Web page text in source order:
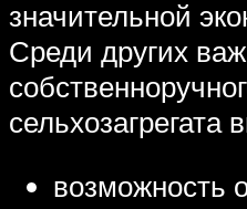
значительной
Среди других
сельхозагрегата
возможность